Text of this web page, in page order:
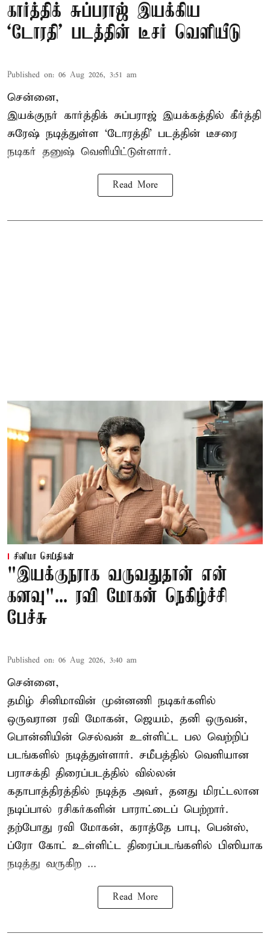
கார்த்திக் சுப்பராஜ் இயக்கிய
`டோரதி' படத்தின் டீசர் வெளியீடு
Published on: 06 Aug 2026, 3:51 am
சென்னை,
இயக்குநர் கார்த்திக் சுப்பராஜ் இயக்கத்தில் கீர்த்தி
சுரேஷ் நடித்துள்ள `டோரத்தி' படத்தின் டீசரை
நடிகர் தனுஷ் வெளியிட்டுள்ளார்.
Read More
சினிமா செய்திகள்
"இயக்குநராக வருவதுதான் என்
கனவு"... ரவி மோகன் நெகிழ்ச்சி
பேச்சு
Published on: 06 Aug 2026, 3:40 am
சென்னை,
தமிழ் சினிமாவின் முன்னணி நடிகர்களில்
ஒருவரான ரவி மோகன், ஜெயம், தனி ஒருவன்,
பொன்னியின் செல்வன் உள்ளிட்ட பல வெற்றிப்
படங்களில் நடித்துள்ளார். சமீபத்தில் வெளியான
பராசக்தி திரைப்படத்தில் வில்லன்
கதாபாத்திரத்தில் நடித்த அவர், தனது மிரட்டலான
நடிப்பால் ரசிகர்களின் பாராட்டைப் பெற்றார்.
தற்போது ரவி மோகன், கராத்தே பாபு, பென்ஸ்,
ப்ரோ கோட் உள்ளிட்ட திரைப்படங்களில் பிஸியாக
நடித்து வருகிற ...
Read More